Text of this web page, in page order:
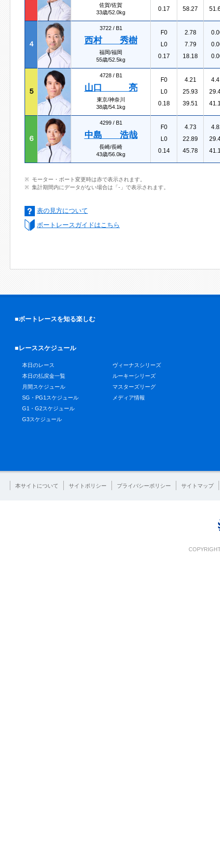
佐賀/佐賀
33歳/52.0kg
0.17
58.27
４
3722 / B1
西村 秀樹
福岡/福岡
55歳/52.5kg
F0
L0
0.17
2.78
7.79
18.18
５
4728 / B1
山口 亮
東京/神奈川
38歳/54.1kg
F0
L0
0.18
4.21
25.93
39.51
６
4299 / B1
中島 浩哉
長崎/長崎
43歳/56.0kg
F0
L0
0.14
4.73
22.89
45.78
モーター・ボート変更時は赤で表示されます。
集計期間内にデータがない場合は「-」で表示されます。
表の見方について
ボートレースガイドはこちら
■ボートレースを知る楽しむ
■レーススケジュール
本日のレース
本日の払戻金一覧
月間スケジュール
SG・PG1スケジュール
G1・G2スケジュール
G3スケジュール
ヴィーナスシリーズ
ルーキーシリーズ
マスターズリーグ
メディア情報
本サイトについて サイトポリシー プライバシーポリシー サイトマップ